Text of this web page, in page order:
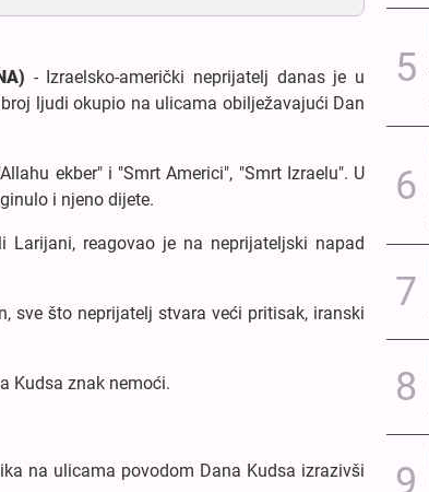
- Izraelsko-američki neprijatelj danas je u
ljudi okupio na ulicama obilježavajući Dan
ekber" i "Smrt Americi", "Smrt Izraelu". U
i njeno dijete.
Larijani, reagovao je na neprijateljski napad
sve što neprijatelj stvara veći pritisak, iranski
Kudsa znak nemoći.
na ulicama povodom Dana Kudsa izrazivši